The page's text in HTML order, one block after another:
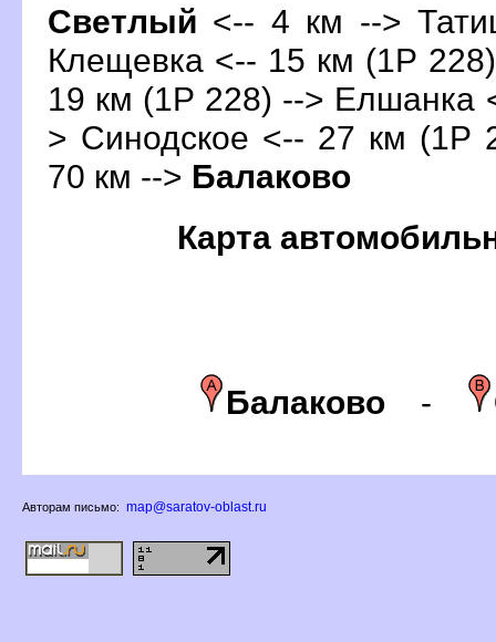
Светлый <-- 4 км -->
Клещевка <-- 15 км (1Р
19 км (1Р 228) --> Елшанка
> Синодское <-- 27 км (1Р
70 км --> Балаково
Карта
Балаково -
Авторам письмо: map@saratov-oblast.ru